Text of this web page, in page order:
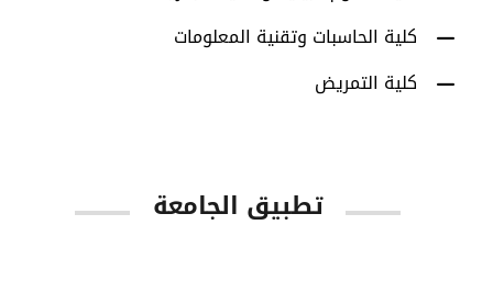
كلية الحاسبات وتقنية المعلومات
كلية التمريض
تطبيق الجامعة